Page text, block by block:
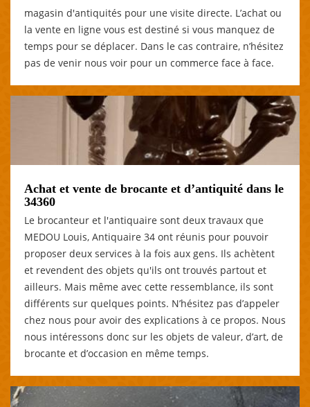
magasin d'antiquités pour une visite directe. L’achat ou
la vente en ligne vous est destiné si vous manquez de
temps pour se déplacer. Dans le cas contraire, n’hésitez
pas de venir nous voir pour un commerce face à face.
Achat et vente de brocante et d’antiquité dans le
34360
Le brocanteur et l'antiquaire sont deux travaux que
MEDOU Louis, Antiquaire 34 ont réunis pour pouvoir
proposer deux services à la fois aux gens. Ils achètent
et revendent des objets qu'ils ont trouvés partout et
ailleurs. Mais même avec cette ressemblance, ils sont
différents sur quelques points. N’hésitez pas d’appeler
chez nous pour avoir des explications à ce propos. Nous
nous intéressons donc sur les objets de valeur, d’art, de
brocante et d’occasion en même temps.